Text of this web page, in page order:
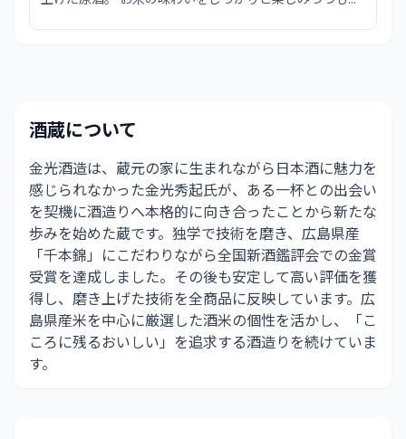
酒蔵について
金光酒造は、蔵元の家に生まれながら日本酒に魅力を
感じられなかった金光秀起氏が、ある一杯との出会い
を契機に酒造りへ本格的に向き合ったことから新たな
歩みを始めた蔵です。独学で技術を磨き、広島県産
「千本錦」にこだわりながら全国新酒鑑評会での金賞
受賞を達成しました。その後も安定して高い評価を獲
得し、磨き上げた技術を全商品に反映しています。広
島県産米を中心に厳選した酒米の個性を活かし、「こ
ころに残るおいしい」を追求する酒造りを続けていま
す。